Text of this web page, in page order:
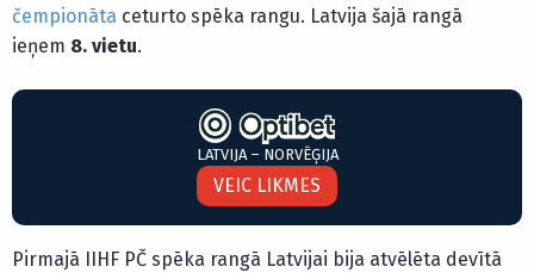
čempionāta ceturto spēka rangu. Latvija šajā rangā
ieņem 8. vietu.
LATVIJA – NORVĒĢIJA
VEIC LIKMES
Pirmajā IIHF PČ spēka rangā Latvijai bija atvēlēta devītā